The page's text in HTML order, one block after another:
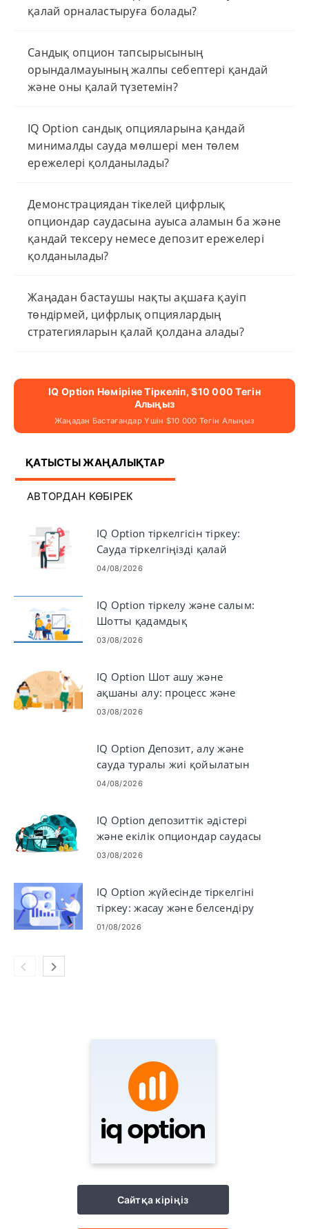
қалай орналастыруға болады?
Сандық опцион тапсырысының
орындалмауының жалпы себептері қандай
және оны қалай түзетемін?
IQ Option сандық опцияларына қандай
минималды сауда мөлшері мен төлем
ережелері қолданылады?
Демонстрациядан тікелей цифрлық
опциондар саудасына ауыса аламын ба және
қандай тексеру немесе депозит ережелері
қолданылады?
Жаңадан бастаушы нақты ақшаға қауіп
төндірмей, цифрлық опциялардың
стратегияларын қалай қолдана алады?
IQ Option Нөміріне Тіркеліп, $10 000 Тегін
Алыңыз
Жаңадан Бастағандар Үшін $10 000 Тегін Алыңыз
ҚАТЫСТЫ ЖАҢАЛЫҚТАР
АВТОРДАН КӨБІРЕК
IQ Option тіркелгісін тіркеу:
Сауда тіркелгіңізді қалай
тіркеуге болады
04/08/2026
IQ Option тіркелу және салым:
Шотты қадамдық
қаржыландыру
03/08/2026
IQ Option Шот ашу және
ақшаны алу: процесс және
талаптар
03/08/2026
IQ Option Депозит, алу және
сауда туралы жиі қойылатын
сұрақтар
04/08/2026
IQ Option депозиттік әдістері
және екілік опциондар саудасы
03/08/2026
IQ Option жүйесінде тіркелгіні
тіркеу: жасау және белсендіру
қадамдары
01/08/2026
Сайтқа кіріңіз